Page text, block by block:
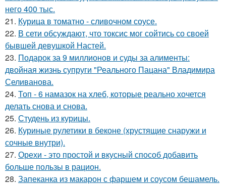
него 400 тыс.
21. Курица в томатно - сливочном соусе.
22. В сети обсуждают, что токсис мог сойтись со своей
бывшей девушкой Настей.
23. Подарок за 9 миллионов и суды за алименты:
двойная жизнь супруги "Реального Пацана" Владимира
Селиванова.
24. Топ - 6 намазок на хлеб, которые реально хочется
делать снова и снова.
25. Студень из курицы.
26. Куриные рулетики в беконе (хрустящие снаружи и
сочные внутри).
27. Орехи - это простой и вкусный способ добавить
больше пользы в рацион.
28. Запеканка из макарон с фаршем и соусом бешамель.